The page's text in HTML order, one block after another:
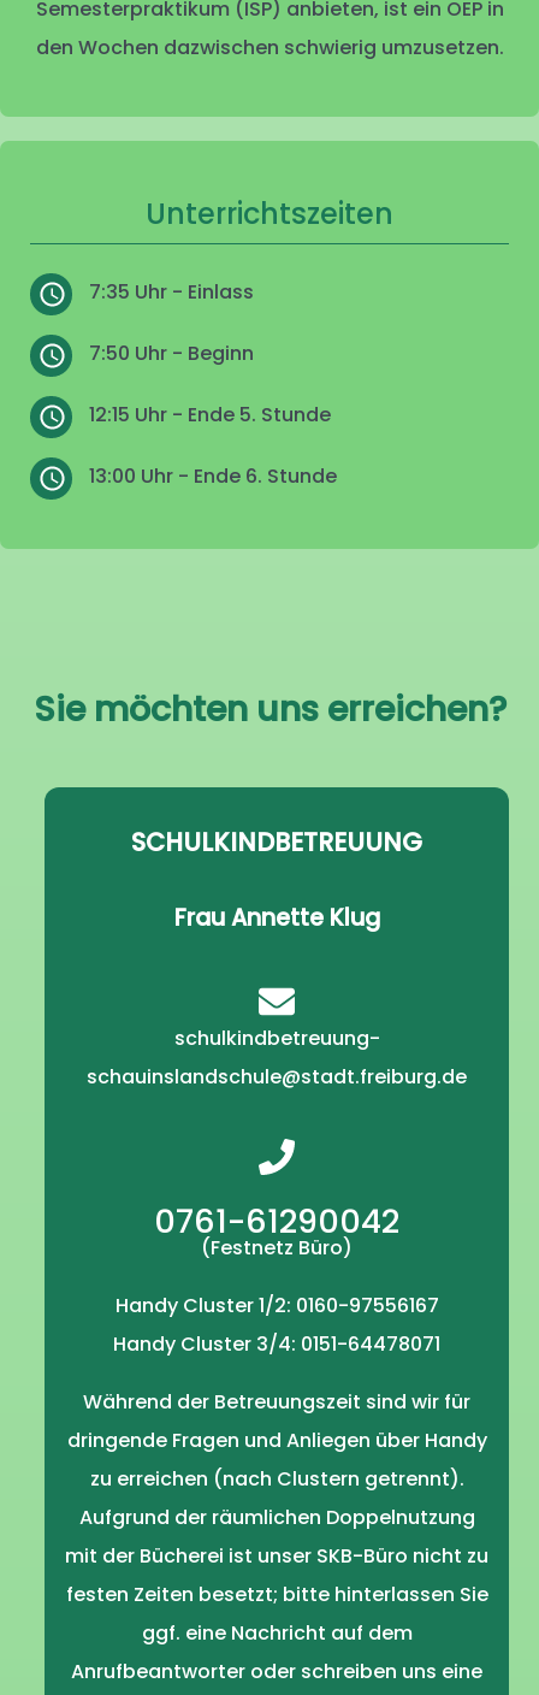
Semesterpraktikum (ISP) anbieten, ist ein OEP in
den Wochen dazwischen schwierig umzusetzen.
Unterrichtszeiten
7:35 Uhr - Einlass
7:50 Uhr - Beginn
12:15 Uhr - Ende 5. Stunde
13:00 Uhr - Ende 6. Stunde
Sie möchten uns erreichen?
SCHULKINDBETREUUNG
Frau Annette Klug
schulkindbetreuung-
schauinslandschule@stadt.freiburg.de
0761-61290042
(Festnetz Büro)
Handy Cluster 1/2: 0160-97556167
Handy Cluster 3/4: 0151-64478071
Während der Betreuungszeit sind wir für
dringende Fragen und Anliegen über Handy
zu erreichen (nach Clustern getrennt).
Aufgrund der räumlichen Doppelnutzung
mit der Bücherei ist unser SKB-Büro nicht zu
festen Zeiten besetzt; bitte hinterlassen Sie
ggf. eine Nachricht auf dem
Anrufbeantworter oder schreiben uns eine